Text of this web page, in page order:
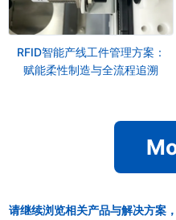
RFID智能产线工件管理方案：
赋能柔性制造与全流程追溯
请继续浏览相关产品与解决方案